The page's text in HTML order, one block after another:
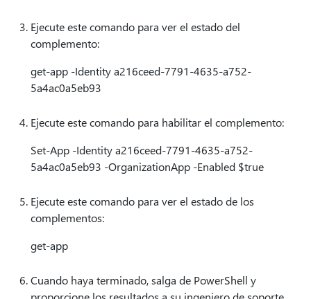
Ejecute este comando para ver el estado del
complemento:
get-app -Identity a216ceed-7791-4635-a752-
5a4ac0a5eb93
Ejecute este comando para habilitar el complemento:
Set-App -Identity a216ceed-7791-4635-a752-
5a4ac0a5eb93 -OrganizationApp -Enabled $true
Ejecute este comando para ver el estado de los
complementos:
get-app
Cuando haya terminado, salga de PowerShell y